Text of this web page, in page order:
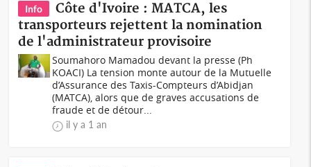
Info
Côte d'Ivoire : MATCA, les
transporteurs rejettent la nomination
de l'administrateur provisoire
Soumahoro Mamadou devant la presse (Ph
KOACI) La tension monte autour de la Mutuelle
d’Assurance des Taxis-Compteurs d’Abidjan
(MATCA), alors que de graves accusations de
fraude et de détour...
il y a 1 an